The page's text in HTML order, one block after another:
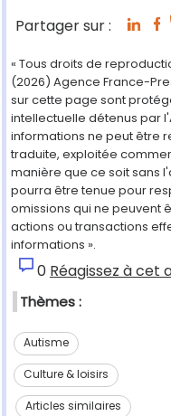
Partager sur :
« Tous droits de
(2026) Agence France-
sur cette page sont
intellectuelle détenus par
informations ne peut être
traduite, exploitée
manière que ce soit sans
pourra être tenue pour
omissions qui ne peuvent
actions ou transactions
informations ».
0 Réagissez à cet
Thèmes :
Autisme
Culture & loisirs
Articles similaires